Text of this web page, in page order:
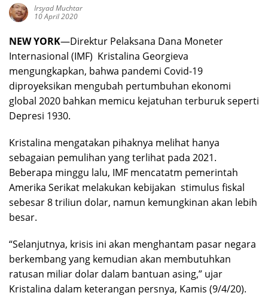
Irsyad Muchtar
10 April 2020
NEW YORK—Direktur Pelaksana Dana Moneter
Internasional (IMF) Kristalina Georgieva
mengungkapkan, bahwa pandemi Covid-19
diproyeksikan mengubah pertumbuhan ekonomi
global 2020 bahkan memicu kejatuhan terburuk seperti
Depresi 1930.
Kristalina mengatakan pihaknya melihat hanya
sebagaian pemulihan yang terlihat pada 2021.
Beberapa minggu lalu, IMF mencatatm pemerintah
Amerika Serikat melakukan kebijakan stimulus fiskal
sebesar 8 triliun dolar, namun kemungkinan akan lebih
besar.
“Selanjutnya, krisis ini akan menghantam pasar negara
berkembang yang kemudian akan membutuhkan
ratusan miliar dolar dalam bantuan asing,” ujar
Kristalina dalam keterangan persnya, Kamis (9/4/20).